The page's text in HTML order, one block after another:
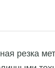
резка